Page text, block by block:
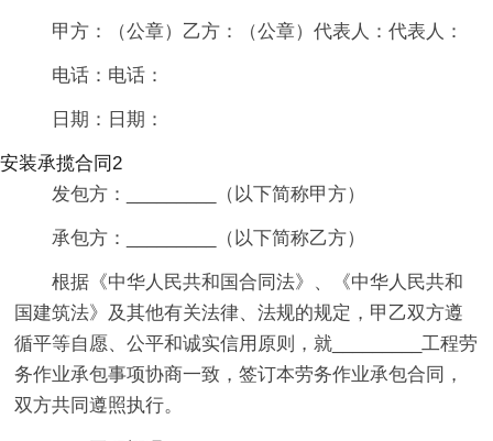
甲方：（公章）乙方：（公章）代表人：代表人：
电话：电话：
日期：日期：
安装承揽合同2
发包方：_________（以下简称甲方）
承包方：_________（以下简称乙方）
根据《中华人民共和国合同法》、《中华人民共和
国建筑法》及其他有关法律、法规的规定，甲乙双方遵
循平等自愿、公平和诚实信用原则，就_________工程劳
务作业承包事项协商一致，签订本劳务作业承包合同，
双方共同遵照执行。